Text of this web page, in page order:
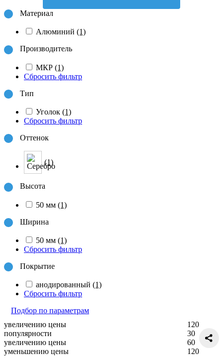
Материал
Алюминий (1)
Производитель
МКР (1)
Сбросить фильтр
Тип
Уголок (1)
Сбросить фильтр
Оттенок
(1)
Высота
50 мм (1)
Ширина
50 мм (1)
Сбросить фильтр
Покрытие
анодированный (1)
Сбросить фильтр
Подбор по параметрам
увеличению цены
популярности
увеличению цены
уменьшению цены
120
30
60
120